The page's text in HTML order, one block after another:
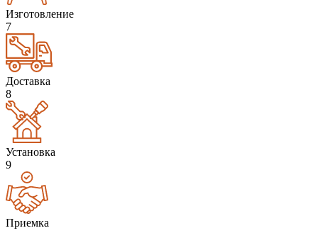
Изготовление
7
Доставка
8
Установка
9
Приемка